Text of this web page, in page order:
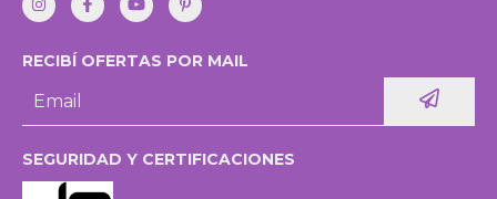
RECIBÍ OFERTAS POR MAIL
SEGURIDAD Y CERTIFICACIONES